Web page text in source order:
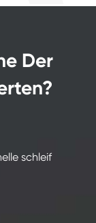
Der
schleif